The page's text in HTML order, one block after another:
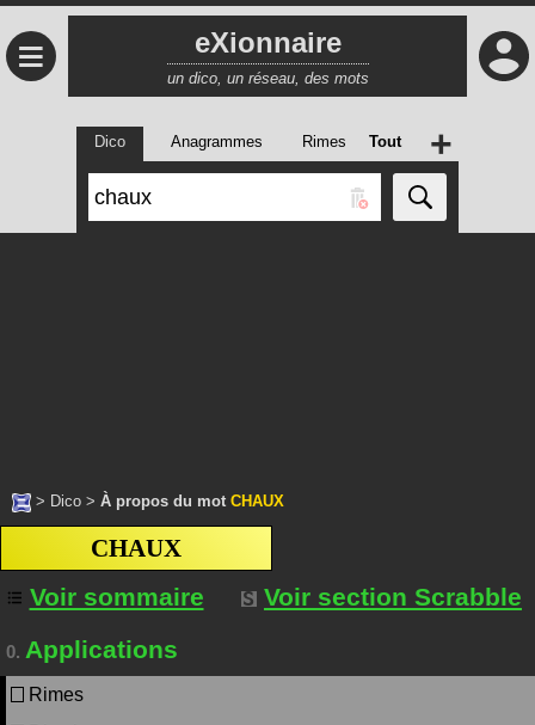
≡ eXionnaire
un dico, un réseau, des mots
Dico Anagrammes Rimes Tout +
> Dico > À propos du mot CHAUX
CHAUX
Voir sommaire
Voir section Scrabble
0. Applications
Rimes